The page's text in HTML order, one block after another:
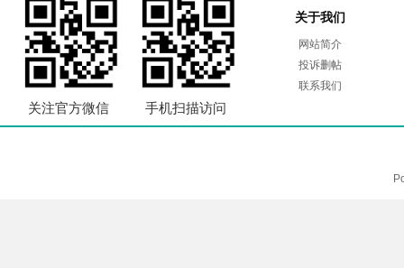
关注官方微信 手机扫描访问
关于我们
网站简介
投诉删帖
联系我们